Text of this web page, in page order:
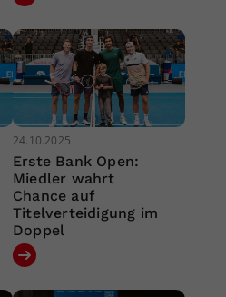
24.10.2025
Erste Bank Open:
Miedler wahrt
Chance auf
Titelverteidigung im
Doppel